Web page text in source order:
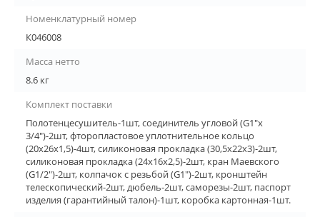
Номенклатурный номер
К046008
Масса нетто
8.6 кг
Комплект поставки
Полотенцесушитель-1шт, соединитель угловой (G1"х
3/4")-2шт, фторопластовое уплотнительное кольцо
(20х26х1,5)-4шт, силиконовая прокладка (30,5х22х3)-2шт,
силиконовая прокладка (24х16х2,5)-2шт, кран Маевского
(G1/2")-2шт, колпачок с резьбой (G1")-2шт, кронштейн
телескопический-2шт, дюбель-2шт, саморезы-2шт, паспорт
изделия (гарантийный талон)-1шт, коробка картонная-1шт.